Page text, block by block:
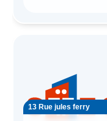
13 Rue jules ferry